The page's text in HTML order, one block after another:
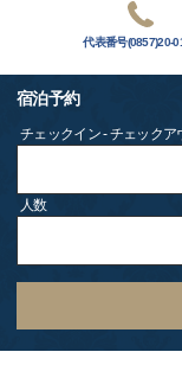
代表番号(0857)20-
宿泊予約
チェックイン - チェックア
人数